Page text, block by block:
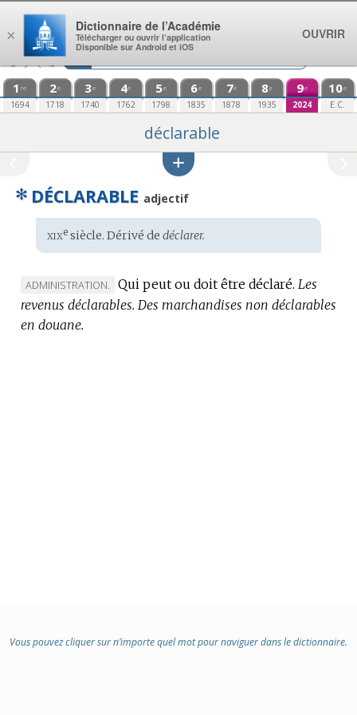
Aller au contenu
1 re
1694
2e
1718
3e
1740
4e
1762
5e
1798
6e
1835
7e
1878
8e
1935
9e
2024
10e
E.C.
déclarable
✻ DÉCLARABLE adjectif
Étymologie
:
xixesiècle. Dérivé de déclarer.
MARQUE
DE
DOMAINE
ADMINISTRATION. Qui peut ou doit être déclaré. Les
revenus déclarables. Des marchandises non déclarables
en douane.
Vous pouvez cliquer sur n’importe quel mot pour naviguer dans le dictionnaire.
×
Dictionnaire de l’Académie
Télécharger ou ouvrir l’application
Disponible sur Android et iOS
OUVRIR